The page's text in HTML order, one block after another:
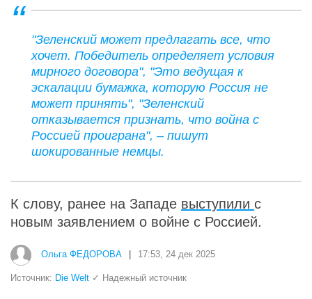
"Зеленский может предлагать все, что
хочет. Победитель определяет условия
мирного договора", "Это ведущая к
эскалации бумажка, которую Россия не
может принять", "Зеленский
отказывается признать, что война с
Россией проиграна", – пишут
шокированные немцы.
К слову, ранее на Западе выступили с
новым заявлением о войне с Россией.
Ольга ФЕДОРОВА 17:53, 24 дек 2025
Источник: Die Welt ✓ Надежный источник